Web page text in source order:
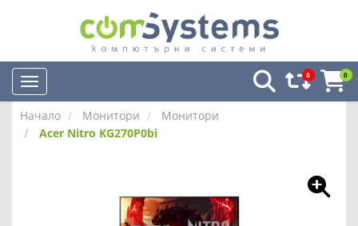
0 0
Начало Монитори
Монитори
Acer Nitro KG270P0bi